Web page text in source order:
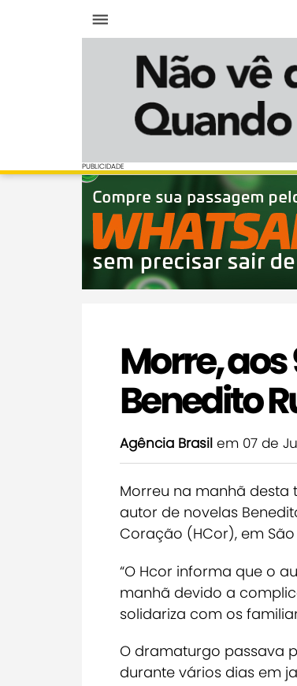
PUBLICIDADE
PUBLICIDADE
Morre,
Benedito
Agência Brasil em 07 de
Morreu na manhã desta
autor de novelas
Coração (HCor), em São
“O Hcor informa que o
manhã devido a
solidariza com os
O dramaturgo passava
durante vários dias em